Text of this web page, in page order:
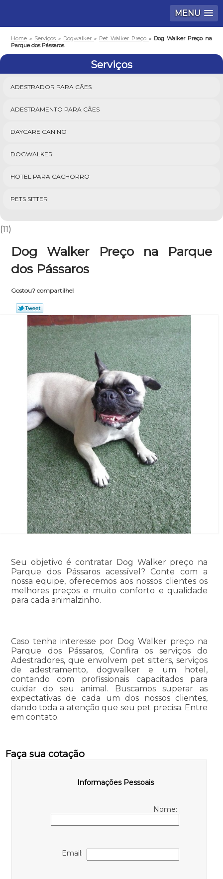
MENU
Home » Serviços» Dogwalker» Pet Walker Preço » Dog Walker Preço na
Parque dos Pássaros
Serviços
ADESTRADOR PARA CÃES
ADESTRAMENTO PARA CÃES
DAYCARE CANINO
DOGWALKER
HOTEL PARA CACHORRO
PETS SITTER
(11)
Dog Walker Preço na Parque
dos Pássaros
Gostou? compartilhe!
Seu objetivo é contratar Dog Walker preço na
Parque dos Pássaros acessível? Conte com a
nossa equipe, oferecemos aos nossos clientes os
melhores preços e muito conforto e qualidade
para cada animalzinho.
Caso tenha interesse por Dog Walker preço na
Parque dos Pássaros, Confira os serviços do
Adestradores, que envolvem pet sitters, serviços
de adestramento, dogwalker e um hotel,
contando com profissionais capacitados para
cuidar do seu animal. Buscamos superar as
expectativas de cada um dos nossos clientes,
dando toda a atenção que seu pet precisa. Entre
em contato.
Faça sua cotação
Informações Pessoais
Nome:
Email: